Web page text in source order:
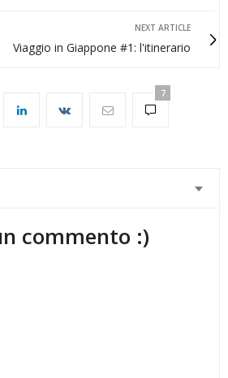
NEXT ARTICLE
Viaggio in Giappone #1: l'itinerario
7
avevo sentito dire anche 「猫の額ほ
commento :)